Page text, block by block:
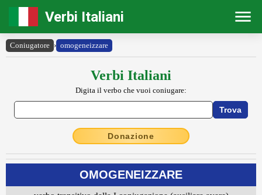
Verbi Italiani
Coniugatore › omogeneizzare
Verbi Italiani
Digita il verbo che vuoi coniugare:
Donazione
OMOGENEIZZARE